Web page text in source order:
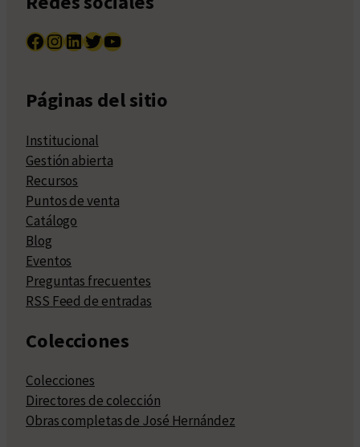
Facebook InstagramLinkedIn Twitter YouTube
Páginas del sitio
Institucional
Gestión abierta
Recursos
Puntos de venta
Catálogo
Blog
Eventos
Preguntas frecuentes
RSS Feed de entradas
Colecciones
Colecciones
Directores de colección
Obras completas de José Hernández